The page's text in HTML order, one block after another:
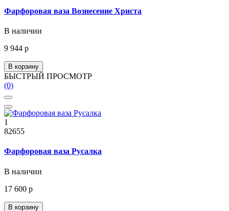
Фарфоровая ваза Вознесение Христа
В наличии
9 944 р
В корзину
БЫСТРЫЙ ПРОСМОТР
(0)
1
82655
Фарфоровая ваза Русалка
В наличии
17 600 р
В корзину